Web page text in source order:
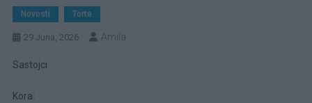
Novosti Torte
29 Juna, 2026 Amila
Sastojci
Kora: